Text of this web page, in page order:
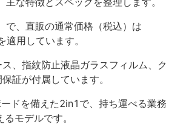
、直販の通常価格（税込）は
用しています。
、指紋防止液晶ガラスフィルム、ク
証が付属しています。
ドを備えた2in1で、持ち運べる業務
モデルです。